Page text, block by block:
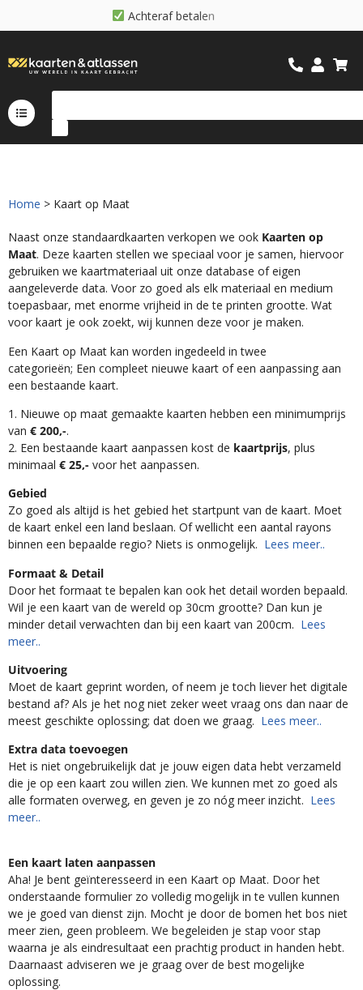
Achteraf betalen
Home > Kaart op Maat
Naast onze standaardkaarten verkopen we ook Kaarten op
Maat. Deze kaarten stellen we speciaal voor je samen, hiervoor
gebruiken we kaartmateriaal uit onze database of eigen
aangeleverde data. Voor zo goed als elk materiaal en medium
toepasbaar, met enorme vrijheid in de te printen grootte. Wat
voor kaart je ook zoekt, wij kunnen deze voor je maken.
Een Kaart op Maat kan worden ingedeeld in twee
categorieën; Een compleet nieuwe kaart of een aanpassing aan
een bestaande kaart.
1. Nieuwe op maat gemaakte kaarten hebben een minimumprijs
van € 200,-.
2. Een bestaande kaart aanpassen kost de kaartprijs, plus
minimaal € 25,- voor het aanpassen.
Gebied
Zo goed als altijd is het gebied het startpunt van de kaart. Moet
de kaart enkel een land beslaan. Of wellicht een aantal rayons
binnen een bepaalde regio? Niets is onmogelijk. Lees meer..
Formaat & Detail
Door het formaat te bepalen kan ook het detail worden bepaald.
Wil je een kaart van de wereld op 30cm grootte? Dan kun je
minder detail verwachten dan bij een kaart van 200cm. Lees
meer..
Uitvoering
Moet de kaart geprint worden, of neem je toch liever het digitale
bestand af? Als je het nog niet zeker weet vraag ons dan naar de
meest geschikte oplossing; dat doen we graag. Lees meer..
Extra data toevoegen
Het is niet ongebruikelijk dat je jouw eigen data hebt verzameld
die je op een kaart zou willen zien. We kunnen met zo goed als
alle formaten overweg, en geven je zo nóg meer inzicht. Lees
meer..
Een kaart laten aanpassen
Aha! Je bent geïnteresseerd in een Kaart op Maat. Door het
onderstaande formulier zo volledig mogelijk in te vullen kunnen
we je goed van dienst zijn. Mocht je door de bomen het bos niet
meer zien, geen probleem. We begeleiden je stap voor stap
waarna je als eindresultaat een prachtig product in handen hebt.
Daarnaast adviseren we je graag over de best mogelijke
oplossing.